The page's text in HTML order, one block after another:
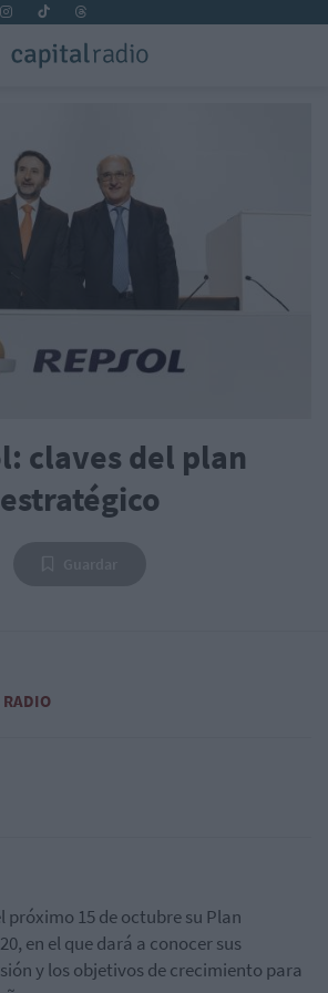
claves del plan
estratégico
RADIO
próximo 15 de octubre su Plan
en el que dará a conocer sus
y los objetivos de crecimiento para